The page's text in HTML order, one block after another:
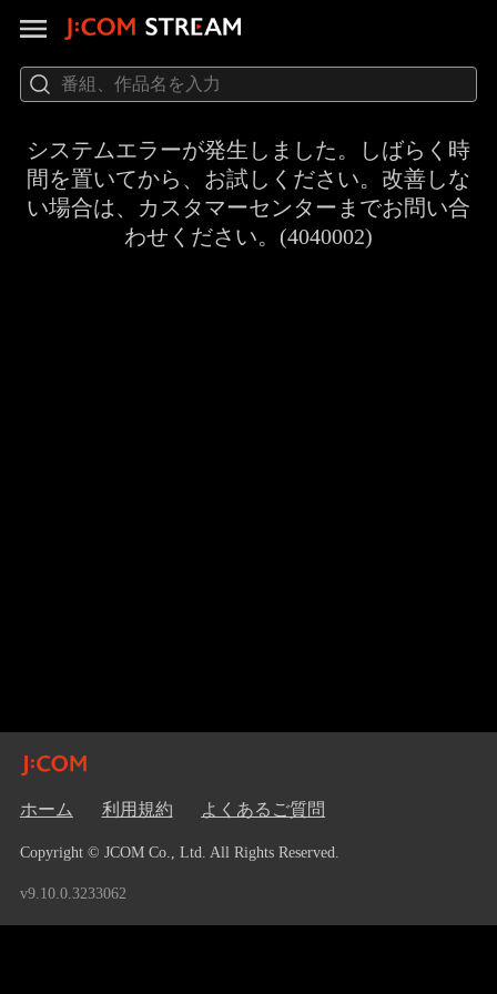
システムエラーが発生しました。しばらく時
間を置いてから、お試しください。改善しな
い場合は、カスタマーセンターまでお問い合
わせください。(4040002)
ホーム 利用規約 よくあるご質問
Copyright © JCOM Co., Ltd. All Rights Reserved.
v9.10.0.3233062